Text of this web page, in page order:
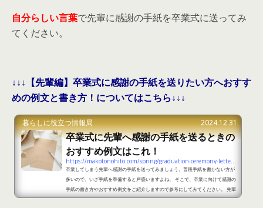
自分らしい言葉で先輩に感謝の手紙を卒業式に送ってみ
てください。
↓↓↓【先輩編】卒業式に感謝の手紙を送りたい方へおすす
めの例文と書き方！についてはこちら↓↓↓
暮らしに役立つ情報局 2024.12.31
卒業式に先輩へ感謝の手紙を送るときの
おすすめ例文はこれ！
https://makotonohito.com/spring/graduation-ceremony-letter-4
卒業してしまう先輩へ感謝の手紙を送ってみましょう。普段手紙を書かない方が
多いので、いざ手紙を準備すると戸惑いますよね。 そこで、卒業に向けて感謝の
手紙の書き方やおすすめ例文をご紹介しますので参考にしてみてください。 先輩
へ感謝の手紙を書く時のポイントとは？ 書き方・お世話になったことの感謝の気